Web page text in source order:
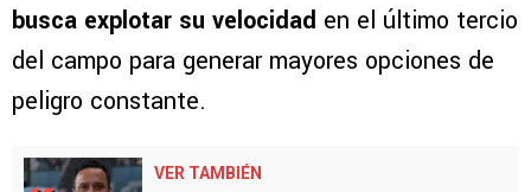
busca explotar su velocidad en el último tercio
del campo para generar mayores opciones de
peligro constante.
VER TAMBIÉN